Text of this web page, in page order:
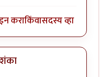
कराकिंवासदस्य व्हा